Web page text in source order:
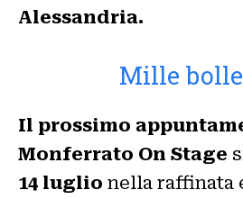
Alessandria.
Mille
Il prossimo
Monferrato On Stage
14 luglio nella raffinata